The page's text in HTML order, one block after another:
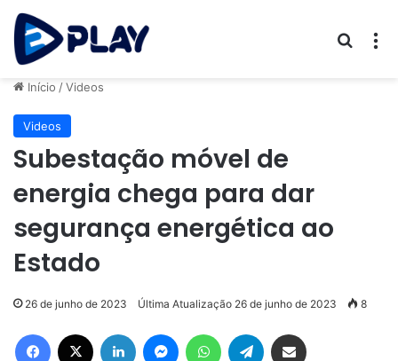
Início /Videos
Videos
Subestação móvel de
energia chega para dar
segurança energética ao
Estado
26 de junho de 2023 Última Atualização 26 de junho de 2023 8